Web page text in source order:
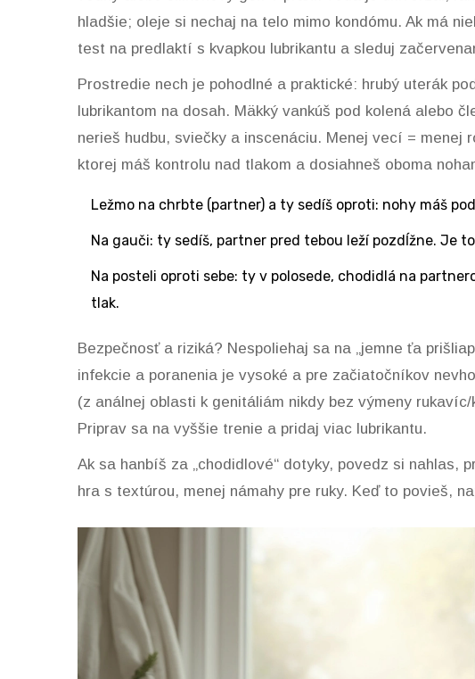
hladšie; oleje si nechaj na telo mimo kondómu. Ak má
test na predlaktí s kvapkou lubrikantu a sleduj
Prostredie nech je pohodlné a praktické: hrubý uterák
lubrikantom na dosah. Mäkký vankúš pod kolená alebo
nerieš hudbu, sviečky a inscenáciu. Menej vecí = menej
ktorej máš kontrolu nad tlakom a dosiahneš oboma
Ležmo na chrbte (partner) a ty sedíš oproti: nohy máš
Na gauči: ty sedíš, partner pred tebou leží pozdĺžne. Je
Na posteli oproti sebe: ty v polosede, chodidlá na
tlak.
Bezpečnosť a riziká? Nespoliehaj sa na „jemne ťa
infekcie a poranenia je vysoké a pre začiatočníkov
(z análnej oblasti k genitáliám nikdy bez výmeny
Priprav sa na vyššie trenie a pridaj viac lubrikantu.
Ak sa hanbíš za „chodidlové“ dotyky, povedz si nahlas,
hra s textúrou, menej námahy pre ruky. Keď to povieš,